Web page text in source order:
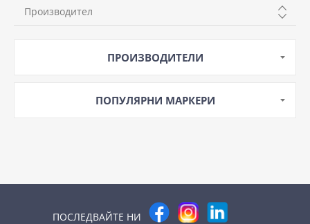
Производител
ЕЛЕКТРОСТА
ПРОИЗВОДИТЕЛИ
ПОПУЛЯРНИ МАРКЕРИ
ПОСЛЕДВАЙТЕ НИ